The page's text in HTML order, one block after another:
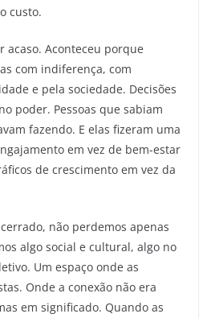
custo.
acaso. Aconteceu porque
com indiferença, com
e pela sociedade. Decisões
poder. Pessoas que sabiam
fazendo. E elas fizeram uma
em vez de bem-estar
de crescimento em vez da
não perdemos apenas
algo social e cultural, algo no
Um espaço onde as
Onde a conexão não era
em significado. Quando as